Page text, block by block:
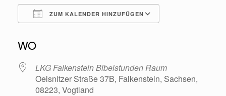
ZUM KALENDER HINZUFÜGEN
WO
LKG Falkenstein Bibelstunden Raum
Oelsnitzer Straße 37B, Falkenstein, Sachsen,
08223, Vogtland